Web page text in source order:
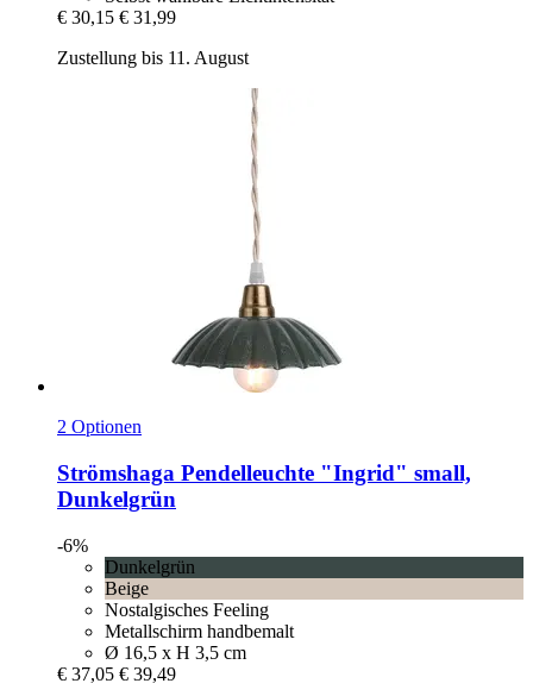
€ 30,15 € 31,99
Zustellung bis 11. August
2 Optionen
Strömshaga Pendelleuchte "Ingrid" small,
Dunkelgrün
-6%
Dunkelgrün
Beige
Nostalgisches Feeling
Metallschirm handbemalt
Ø 16,5 x H 3,5 cm
€ 37,05 € 39,49